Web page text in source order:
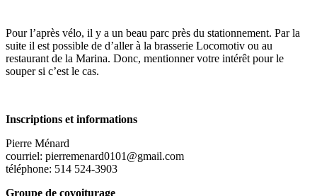
Pour l’après vélo, il y a un beau parc près du stationnement. Par la
suite il est possible de d’aller à la brasserie Locomotiv ou au
restaurant de la Marina. Donc, mentionner votre intérêt pour le
souper si c’est le cas.
Inscriptions et informations
Pierre Ménard
courriel: pierremenard0101@gmail.com
téléphone: 514 524-3903
Groupe de covoiturage